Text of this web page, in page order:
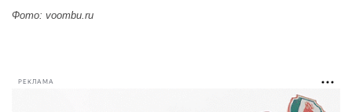
Фото: voombu.ru
РЕКЛАМА